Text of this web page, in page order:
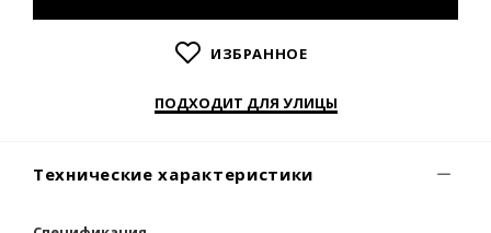
ИЗБРАННОЕ
ПОДХОДИТ ДЛЯ УЛИЦЫ
Технические характеристики